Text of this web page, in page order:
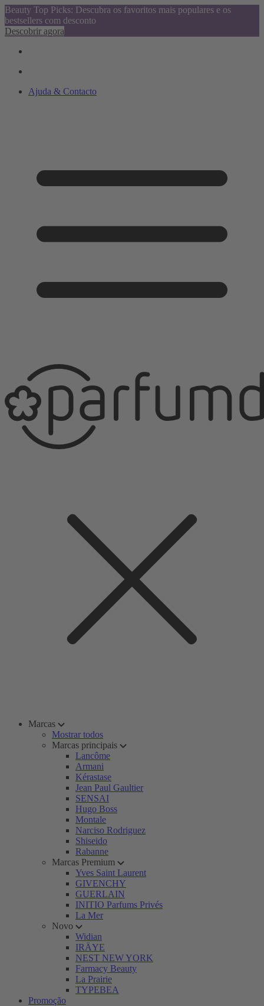
Beauty Top Picks: Descubra os favoritos mais populares e os
bestsellers com desconto
Descobrir agora
Ajuda & Contacto
Marcas
Mostrar todos
Marcas principais
Lancôme
Armani
Kérastase
Jean Paul Gaultier
SENSAI
Hugo Boss
Montale
Narciso Rodriguez
Shiseido
Rabanne
Marcas Premium
Yves Saint Laurent
GIVENCHY
GUERLAIN
INITIO Parfums Privés
La Mer
Novo
Widian
IRÄYE
NEST NEW YORK
Farmacy Beauty
La Prairie
TYPEBEA
Promoção